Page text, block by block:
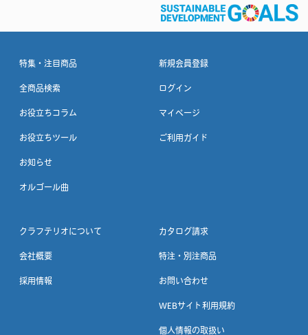
特集・注目商品
全商品検索
お役立ちコラム
お役立ちツール
お知らせ
オルゴール曲
新規会員登録
ログイン
マイページ
ご利用ガイド
クラフテリオについて
会社概要
採用情報
カタログ請求
特注・別注商品
お問い合わせ
WEBサイト利用規約
個人情報の取扱い